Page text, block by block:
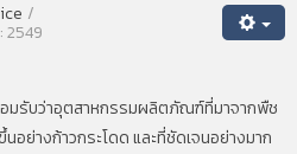
2549
อมรับว่าอุตสาหกรรมผลิตภัณฑ์ที่มาจากพืช
ย่างก้าวกระโดด และที่ชัดเจนอย่างมาก